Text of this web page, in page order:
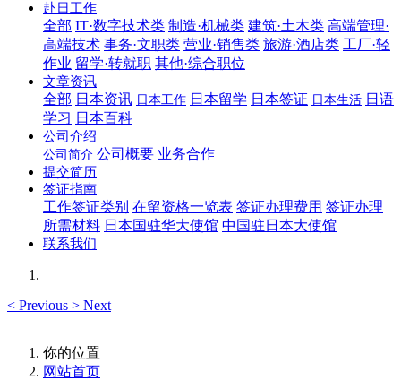
赴日工作
全部 IT·数字技术类 制造·机械类 建筑·土木类 高端管理·
高端技术 事务·文职类 营业·销售类 旅游·酒店类 工厂·轻
作业 留学·转就职 其他·综合职位
文章资讯
全部 日本资讯 日本工作 日本留学 日本签证 日本生活 日语
学习 日本百科
公司介绍
公司简介 公司概要 业务合作
提交简历
签证指南
工作签证类别 在留资格一览表 签证办理费用 签证办理
所需材料 日本国驻华大使馆 中国驻日本大使馆
联系我们
< Previous > Next
你的位置
网站首页